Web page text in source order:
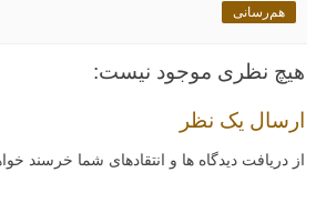
هم‌رسانی
هیچ نظری موجود نیست:
ارسال یک نظر
از دریافت دیدگاه ها و انتقادهای شما خرسند